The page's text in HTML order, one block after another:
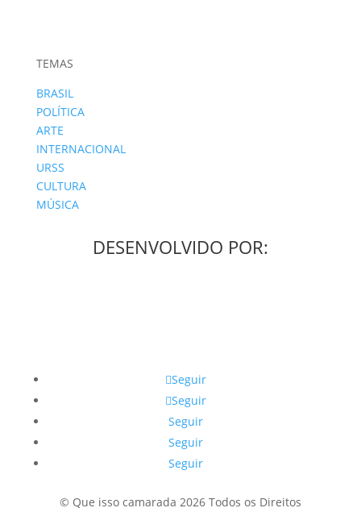
TEMAS
BRASIL
POLÍTICA
ARTE
INTERNACIONAL
URSS
CULTURA
MÚSICA
DESENVOLVIDO POR:
Seguir
Seguir
Seguir
Seguir
Seguir
© Que isso camarada 2026 Todos os Direitos